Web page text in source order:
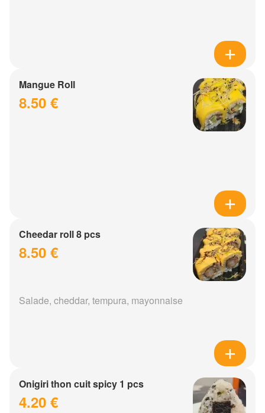
Mangue Roll
8.50 €
Cheedar roll 8 pcs
8.50 €
Salade, cheddar, tempura, mayonnaise
Onigiri thon cuit spicy 1 pcs
4.20 €